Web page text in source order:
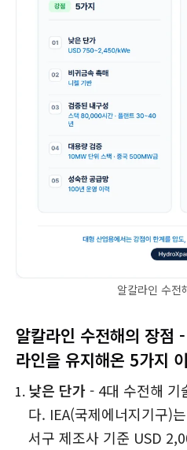
알칼라인 수전
알칼라인 수전해의 장점
라인을 유지해온 5가지
낮은 단가 - 4대 수전해 기
다. IEA(국제에너지기구)
서구 제조사 기준 USD